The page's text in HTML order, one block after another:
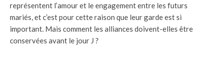
représentent l’amour et le engagement entre les futurs
mariés, et c’est pour cette raison que leur garde est si
important. Mais comment les alliances doivent-elles être
conservées avant le jour J ?